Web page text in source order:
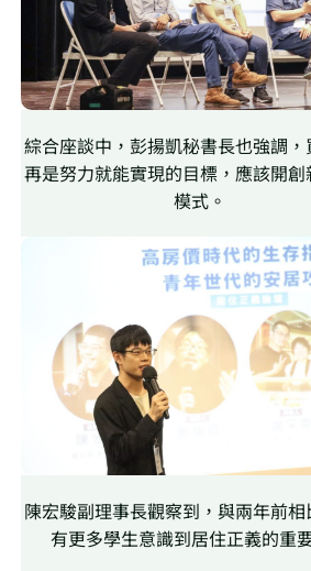
綜合座談中，彭揚凱秘書長也強調
再是努力就能實現的目標，應該開
模式。
陳宏駿副理事長觀察到，與兩年前相
有更多學生意識到居住正義的重